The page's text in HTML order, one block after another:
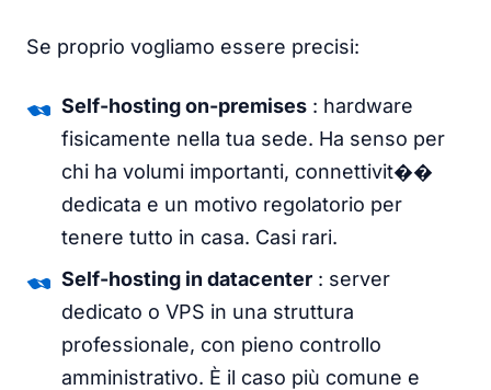
Se proprio vogliamo essere precisi:
Self-hosting on-premises : hardware
fisicamente nella tua sede. Ha senso per
chi ha volumi importanti, connettivit��
dedicata e un motivo regolatorio per
tenere tutto in casa. Casi rari.
Self-hosting in datacenter : server
dedicato o VPS in una struttura
professionale, con pieno controllo
amministrativo. È il caso più comune e